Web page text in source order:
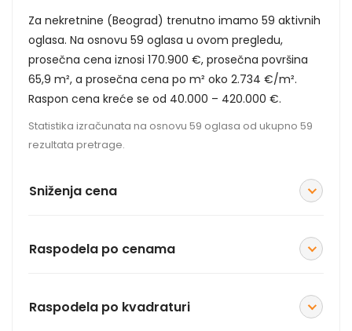
Za nekretnine (Beograd) trenutno imamo 59 aktivnih
oglasa. Na osnovu 59 oglasa u ovom pregledu,
prosečna cena iznosi 170.900 €, prosečna površina
65,9 m², a prosečna cena po m² oko 2.734 €/m².
Raspon cena kreće se od 40.000 – 420.000 €.
Statistika izračunata na osnovu 59 oglasa od ukupno 59
rezultata pretrage.
Sniženja cena
Raspodela po cenama
Raspodela po kvadraturi